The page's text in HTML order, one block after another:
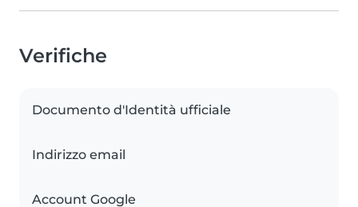
Verifiche
Documento d'Identità ufficiale
Indirizzo email
Account Google